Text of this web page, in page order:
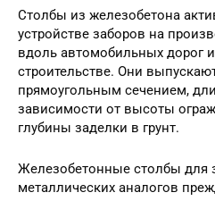
Столбы из железобетона
устройстве заборов на
вдоль автомобильных дорог
строительстве. Они
прямоугольным сечением,
зависимости от высоты
глубины заделки в грунт.
Железобетонные столбы для
металлических аналогов